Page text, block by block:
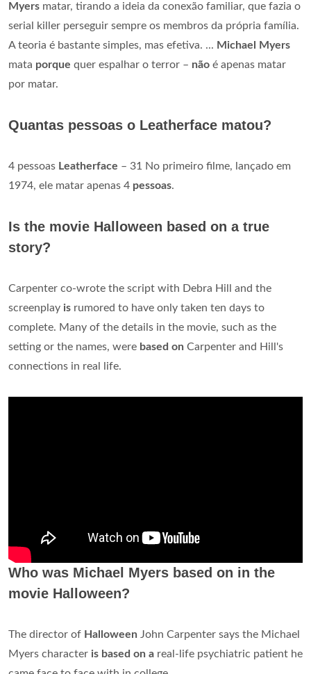
Myers matar, tirando a ideia da conexão familiar, que fazia o
serial killer perseguir sempre os membros da própria família.
A teoria é bastante simples, mas efetiva. ... Michael Myers
mata porque quer espalhar o terror – não é apenas matar
por matar.
Quantas pessoas o Leatherface matou?
4 pessoas Leatherface – 31 No primeiro filme, lançado em
1974, ele matar apenas 4 pessoas.
Is the movie Halloween based on a true
story?
Carpenter co-wrote the script with Debra Hill and the
screenplay is rumored to have only taken ten days to
complete. Many of the details in the movie, such as the
setting or the names, were based on Carpenter and Hill's
connections in real life.
Who was Michael Myers based on in the
movie Halloween?
The director of Halloween John Carpenter says the Michael
Myers character is based on a real-life psychiatric patient he